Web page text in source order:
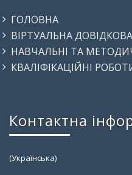
ГОЛОВНА
ВІРТУАЛЬНА
НАВЧАЛЬНІ ТА
КВАЛІФІКАЦІЙНІ
Контактна
(Українська)